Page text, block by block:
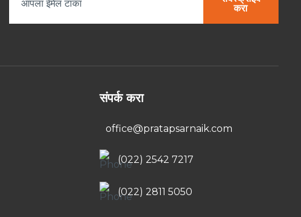
करा
संपर्क करा
office@pratapsarnaik.com
(022) 2542 7217
(022) 2811 5050